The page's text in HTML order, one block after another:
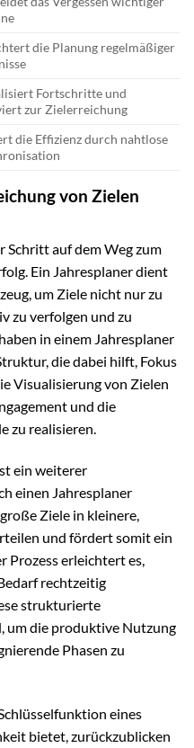
die Planung regelmäßiger
Fortschritte und
zur Zielerreichung
die Effizienz durch nahtlose
von Zielen
Schritt auf dem Weg zum
Ein Jahresplaner dient
um Ziele nicht nur zu
zu verfolgen und zu
in einem Jahresplaner
die dabei hilft, Fokus
Visualisierung von Zielen
und die
zu realisieren.
ein weiterer
einen Jahresplaner
Ziele in kleinere,
und fördert somit ein
Prozess erleichtert es,
rechtzeitig
strukturierte
um die produktive Nutzung
Phasen zu
eines
bietet, zurückzublicken